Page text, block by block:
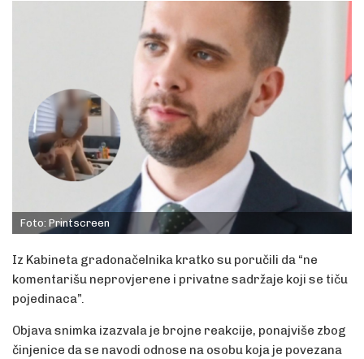
Foto: Printscreen
Iz Kabineta gradonačelnika kratko su poručili da “ne
komentarišu neprovjerene i privatne sadržaje koji se tiču
pojedinaca”.
Objava snimka izazvala je brojne reakcije, ponajviše zbog
činjenice da se navodi odnose na osobu koja je povezana